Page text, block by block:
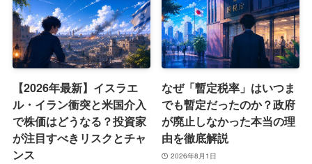
【2026年最新】イスラエ
ル・イラン衝突と米国介入
で株価はどうなる？投資家
が注目すべきリスクとチャ
ンス
なぜ「暫定税率」はいつま
でも暫定だったのか？政府
が廃止しなかった本当の理
由を徹底解説
2026年8月1日